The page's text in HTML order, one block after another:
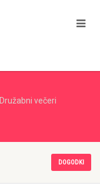
Družabni večeri
DOGODKI